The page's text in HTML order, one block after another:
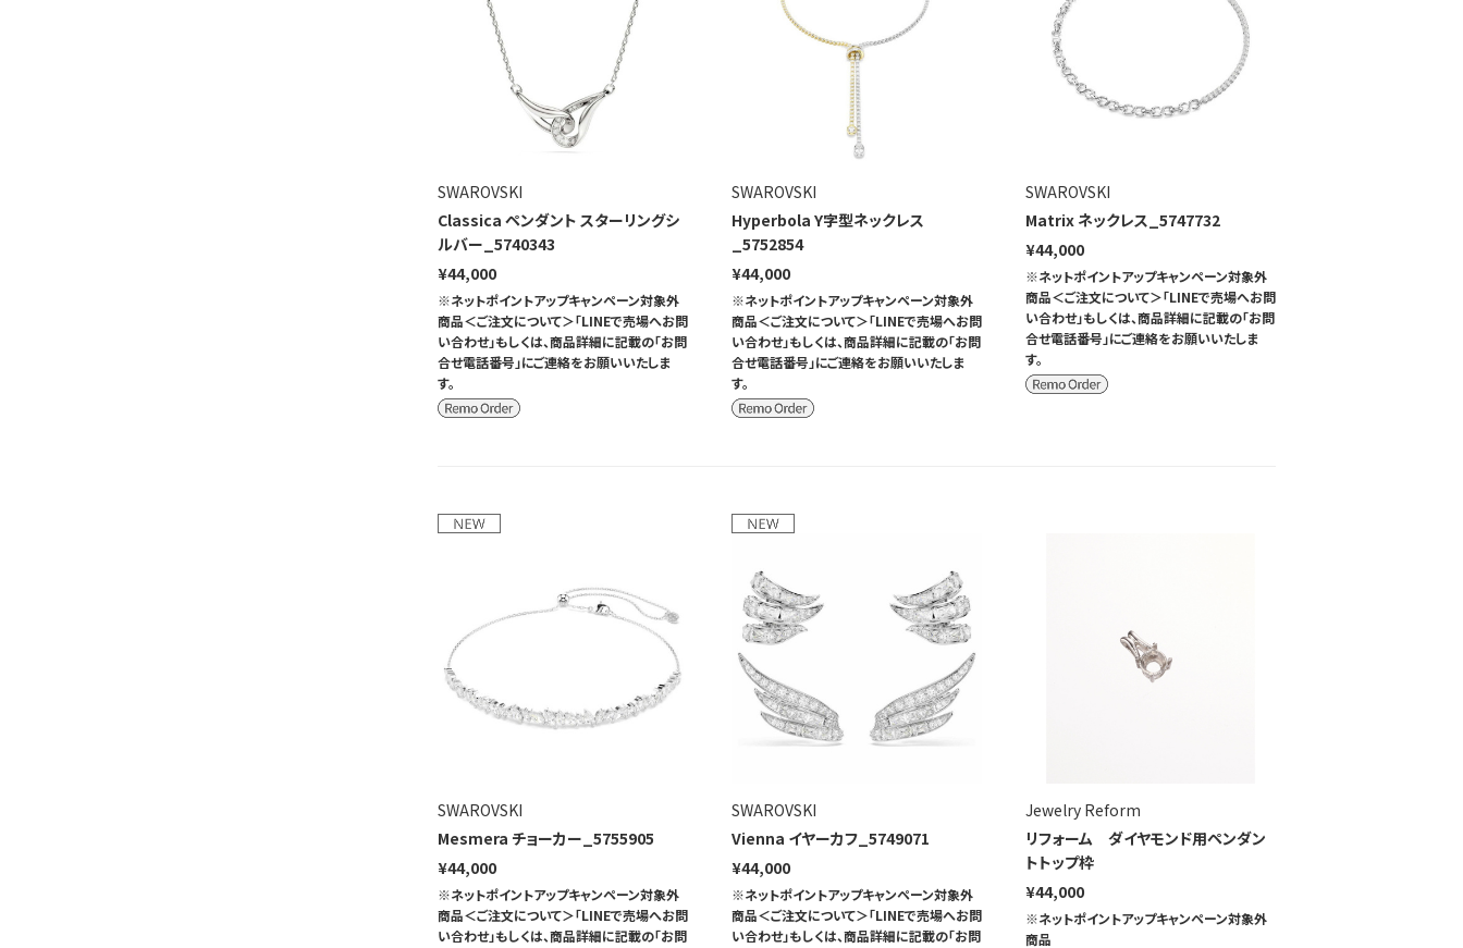
SWAROVSKI
Classica ペンダント スターリングシ
ルバー_5740343
¥44,000
※ネットポイントアップキャンペーン対象外
商品＜ご注文について＞「LINEで売場へお問
い合わせ」もしくは、商品詳細に記載の「お問
合せ電話番号」にご連絡をお願いいたしま
す。
SWAROVSKI
Hyperbola Y字型ネックレス
_5752854
¥44,000
※ネットポイントアップキャンペーン対象外
商品＜ご注文について＞「LINEで売場へお問
い合わせ」もしくは、商品詳細に記載の「お問
合せ電話番号」にご連絡をお願いいたしま
す。
SWAROVSKI
Matrix ネックレス_5747732
¥44,000
※ネットポイントアップキャンペーン対象外
商品＜ご注文について＞「LINEで売場へお問
い合わせ」もしくは、商品詳細に記載の「お問
合せ電話番号」にご連絡をお願いいたしま
す。
SWAROVSKI
Mesmera チョーカー_5755905
¥44,000
※ネットポイントアップキャンペーン対象外
商品＜ご注文について＞「LINEで売場へお問
い合わせ」もしくは、商品詳細に記載の「お問
SWAROVSKI
Vienna イヤーカフ_5749071
¥44,000
※ネットポイントアップキャンペーン対象外
商品＜ご注文について＞「LINEで売場へお問
い合わせ」もしくは、商品詳細に記載の「お問
Jewelry Reform
リフォーム ダイヤモンド用ペンダン
トトップ枠
¥44,000
※ネットポイントアップキャンペーン対象外
商品